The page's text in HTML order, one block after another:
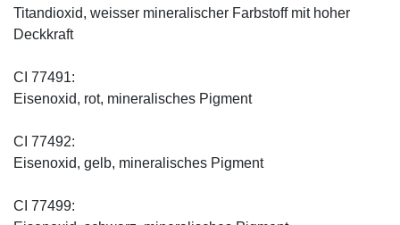
Titandioxid, weisser mineralischer Farbstoff mit hoher
Deckkraft
CI 77491:
Eisenoxid, rot, mineralisches Pigment
CI 77492:
Eisenoxid, gelb, mineralisches Pigment
CI 77499: